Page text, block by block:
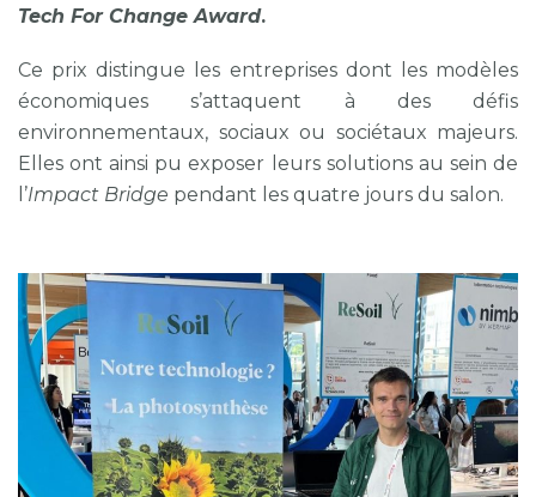
Tech For Change Award.
Ce prix distingue les entreprises dont les modèles
économiques s’attaquent à des défis
environnementaux, sociaux ou sociétaux majeurs.
Elles ont ainsi pu exposer leurs solutions au sein de
l’Impact Bridge pendant les quatre jours du salon.